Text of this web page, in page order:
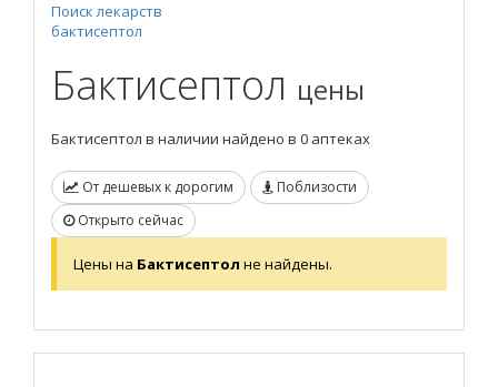
Поиск лекарств
бактисептол
Бактисептол цены
Бактисептол в наличии найдено в 0 аптеках
От дешевых к дорогим
Поблизости
Открыто сейчас
Цены на Бактисептол не найдены.